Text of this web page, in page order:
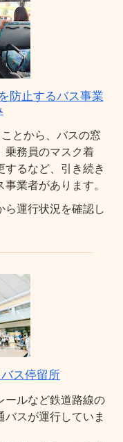
防止するバス事業
とから、バスの窓
乗務員のマスク着
るなど、引き続き
業者があります。
ら運行状況を確認し
ス停留所
ールなど鉄道路線の
スが運行していま